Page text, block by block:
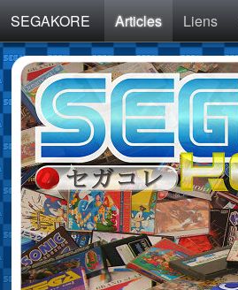
SEGAKORE Articles Liens